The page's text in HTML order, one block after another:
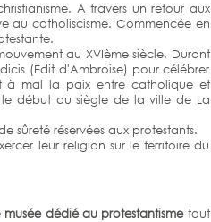
A travers un retour aux
au catholiscisme. Commencée en
au XVIème siècle. Durant
(Edit d'Ambroise) pour célébrer
à mal la paix entre catholique et
début du siègle de la ville de La
réservées aux protestants.
leur religion sur le territoire du
musée dédié au protestantismetout